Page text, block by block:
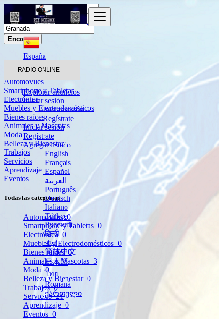
RADIO ONLINE
Explorar anuncios
Iniciar sesión
Iniciar sesión
Regístrate
Iniciar sesión
Regístrate
Agregar listado
English
Français
Español
العربية
Português
Deutsch
Italiano
Türkçe
Русский
हिन्दी
বাংলা
简体中文
日本語
ไทย
Română
ქართული
Encontrar
España
Automóviles
Smartphone y Tabletas
Electrónica
Muebles y Electrodomésticos
Bienes raíces
Animales y Mascotas
Moda
Belleza y Bienestar
Trabajos
Servicios
Aprendizaje
Eventos
Todas las categorías
Automóviles0
Smartphone y Tabletas 0
Electrónica 0
Muebles y Electrodomésticos 0
Bienes raíces0
Animales y Mascotas 3
Moda 0
Belleza y Bienestar 0
Trabajos0
Servicios21
Aprendizaje 0
Eventos 0